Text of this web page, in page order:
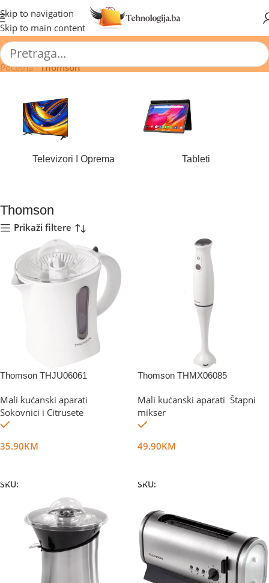
Skip to navigation
Skip to main content
🔥 Pogledajte aktuelne akcije 🔥
Početna/ Thomson
Televizori I Oprema Tableti
Thomson
Prikaži filtere
Thomson THJU06061
Mali kućanski aparati
Sokovnici i Citrusete
35.90KM
SKU:
Thomson THMX06085
Mali kućanski aparati Štapni
mikser
49.90KM
SKU: